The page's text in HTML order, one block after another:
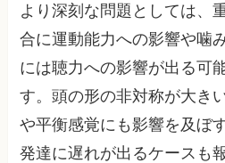
より深刻な問題としては、
合に運動能力への影響や噛
には聴力への影響が出る可
す。頭の形の非対称が大き
や平衡感覚にも影響を及ぼ
発達に遅れが出るケースも